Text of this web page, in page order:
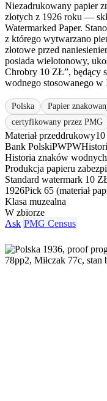
Niezadrukowany papier
złotych z 1926 roku —
Watermarked Paper.
z którego wytwarzano
złotowe przed
posiada wielotonowy,
Chrobry 10 ZŁ”, będący
wodnego stosowanego w
Polska Papier
certyfikowany przez PMG
Materiał przeddrukowy10
Bank PolskiPWPW
Historia znaków wodnych
Produkcja papieru
Standard watermark 10
1926Pick 65 (materiał
Klasa muzealna
W zbiorze
Ask PMG Census